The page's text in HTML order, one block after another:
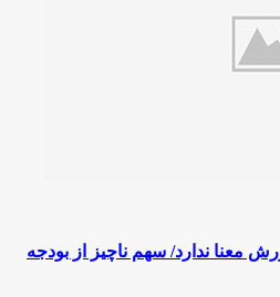
معنا ندارد/ سهم ناچیز از بودجه